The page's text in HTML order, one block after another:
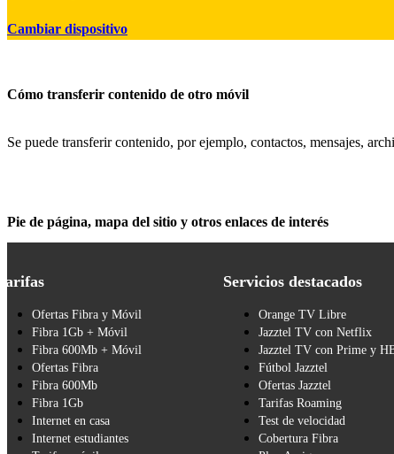
Cambiar dispositivo
Cómo transferir contenido de otro móvil
Se puede transferir contenido, por ejemplo, contactos, mensajes,
Pie de página, mapa del sitio y otros enlaces de interés
Ofertas Fibra y Móvil
Fibra 1Gb + Móvil
Fibra 600Mb + Móvil
Ofertas Fibra
Fibra 600Mb
Fibra 1Gb
Internet en casa
Internet estudiantes
Servicios destacados
Orange TV Libre
Jazztel TV con Netflix
Jazztel TV con Prime y
Fútbol Jazztel
Ofertas Jazztel
Tarifas Roaming
Test de velocidad
Cobertura Fibra